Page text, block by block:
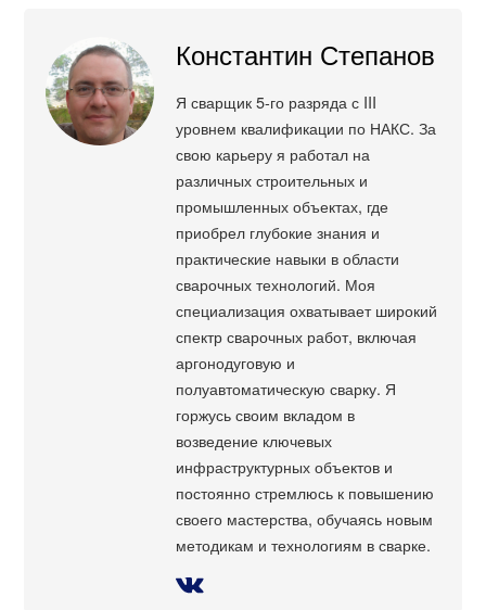
Константин Степанов
Я сварщик 5-го разряда с III
уровнем квалификации по НАКС. За
свою карьеру я работал на
различных строительных и
промышленных объектах, где
приобрел глубокие знания и
практические навыки в области
сварочных технологий. Моя
специализация охватывает широкий
спектр сварочных работ, включая
аргонодуговую и
полуавтоматическую сварку. Я
горжусь своим вкладом в
возведение ключевых
инфраструктурных объектов и
постоянно стремлюсь к повышению
своего мастерства, обучаясь новым
методикам и технологиям в сварке.